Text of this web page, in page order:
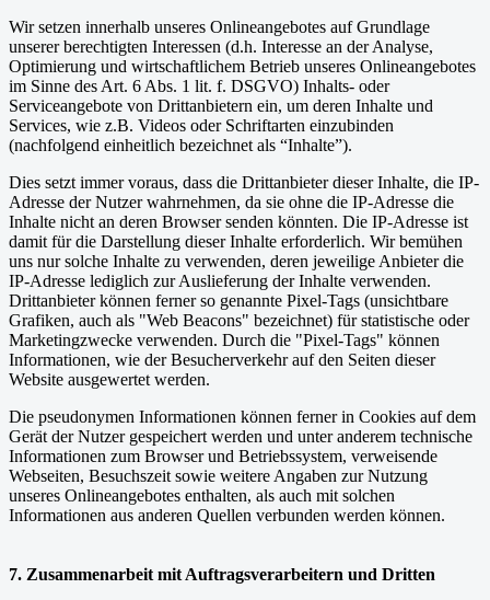
Wir setzen innerhalb unseres Onlineangebotes auf Grundlage
unserer berechtigten Interessen (d.h. Interesse an der Analyse,
Optimierung und wirtschaftlichem Betrieb unseres Onlineangebotes
im Sinne des Art. 6 Abs. 1 lit. f. DSGVO) Inhalts- oder
Serviceangebote von Drittanbietern ein, um deren Inhalte und
Services, wie z.B. Videos oder Schriftarten einzubinden
(nachfolgend einheitlich bezeichnet als “Inhalte”).
Dies setzt immer voraus, dass die Drittanbieter dieser Inhalte, die IP-
Adresse der Nutzer wahrnehmen, da sie ohne die IP-Adresse die
Inhalte nicht an deren Browser senden könnten. Die IP-Adresse ist
damit für die Darstellung dieser Inhalte erforderlich. Wir bemühen
uns nur solche Inhalte zu verwenden, deren jeweilige Anbieter die
IP-Adresse lediglich zur Auslieferung der Inhalte verwenden.
Drittanbieter können ferner so genannte Pixel-Tags (unsichtbare
Grafiken, auch als "Web Beacons" bezeichnet) für statistische oder
Marketingzwecke verwenden. Durch die "Pixel-Tags" können
Informationen, wie der Besucherverkehr auf den Seiten dieser
Website ausgewertet werden.
Die pseudonymen Informationen können ferner in Cookies auf dem
Gerät der Nutzer gespeichert werden und unter anderem technische
Informationen zum Browser und Betriebssystem, verweisende
Webseiten, Besuchszeit sowie weitere Angaben zur Nutzung
unseres Onlineangebotes enthalten, als auch mit solchen
Informationen aus anderen Quellen verbunden werden können.
7. Zusammenarbeit mit Auftragsverarbeitern und Dritten